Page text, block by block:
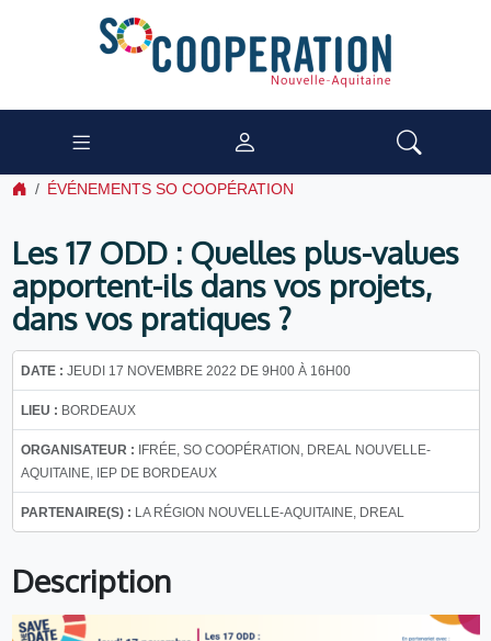
ÉVÉNEMENTS SO COOPÉRATION
Les 17 ODD : Quelles plus-values
apportent-ils dans vos projets,
dans vos pratiques ?
DATE : JEUDI 17 NOVEMBRE 2022 DE 9H00 À 16H00
LIEU : BORDEAUX
ORGANISATEUR : IFRÉE, SO COOPÉRATION, DREAL NOUVELLE-
AQUITAINE, IEP DE BORDEAUX
PARTENAIRE(S) : LA RÉGION NOUVELLE-AQUITAINE, DREAL
Description